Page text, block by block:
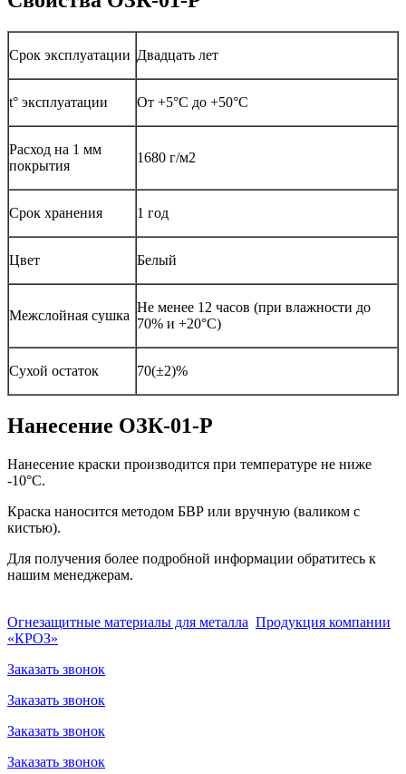
Срок эксплуатации Двадцать лет
t° эксплуатации От +5°С до +50°С
Расход на 1 мм
покрытия
1680 г/м2
Срок хранения 1 год
Цвет Белый
Межслойная сушка
Не менее 12 часов (при влажности до
70% и +20°С)
Сухой остаток 70(±2)%
Нанесение ОЗК-01-Р
Нанесение краски производится при температуре не ниже
-10°С.
Краска наносится методом БВР или вручную (валиком с
кистью).
Для получения более подробной информации обратитесь к
нашим менеджерам.
Огнезащитные материалы для металла Продукция компании
«КРОЗ»
Заказать звонок
Заказать звонок
Заказать звонок
Заказать звонок